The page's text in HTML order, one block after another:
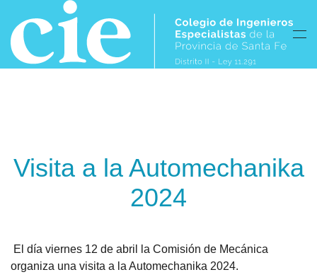
Skip to main content
Visita a la Automechanika
2024
El día viernes 12 de abril la Comisión de Mecánica
organiza una visita a la Automechanika 2024.